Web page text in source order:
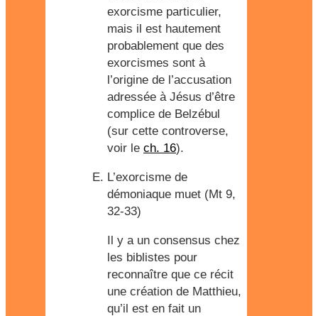
exorcisme particulier,
mais il est hautement
probablement que des
exorcismes sont à
l’origine de l’accusation
adressée à Jésus d’être
complice de Belzébul
(sur cette controverse,
voir le ch. 16).
L’exorcisme de
démoniaque muet (Mt 9,
32-33)
Il y a un consensus chez
les biblistes pour
reconnaître que ce récit
une création de Matthieu,
qu’il est en fait un